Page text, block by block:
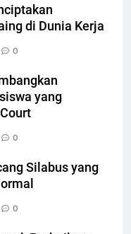
di Dunia Kerja
0
yang
0
Silabus yang
0